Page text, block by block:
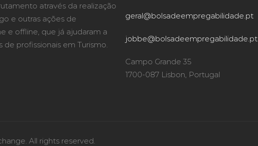
através da realização
e outras ações de
e offline, que já ajudaram a
profissionais em Turismo.
geral@bolsadeempregabilidade.pt
jobbe@bolsadeempregabilidade.pt
Campo Grande 35
1700-087 Lisbon, Portugal
All rights reserved.